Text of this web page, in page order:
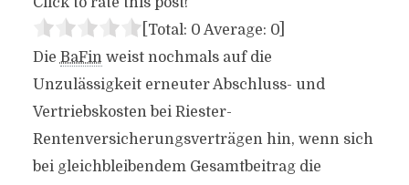
[Total: 0 Average: 0]
Die BaFinweist nochmals auf die
Unzulässigkeit erneuter Abschluss- und
Vertriebskosten bei Riester-
Rentenversicherungsverträgen hin, wenn sich
bei gleichbleibendem Gesamtbeitrag die